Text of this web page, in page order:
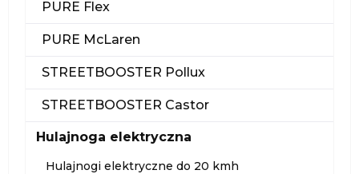
PURE Flex
PURE McLaren
STREETBOOSTER Pollux
STREETBOOSTER Castor
Hulajnoga elektryczna
Hulajnogi elektryczne do 20 kmh